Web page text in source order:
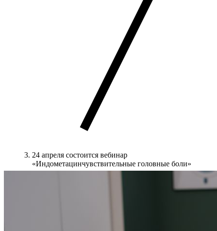
24 апреля состоится вебинар
«Индометацинчувствительные головные боли»